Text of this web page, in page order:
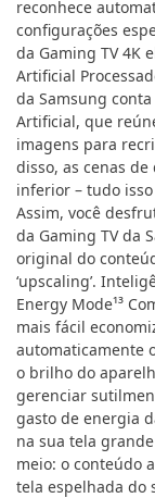
reconhece
configurações
da Gaming TV 4K
Artificial
da Samsung
Artificial, que
imagens para
disso, as cenas
inferior – tudo
Assim, você
da Gaming TV da
original do
‘upscaling’.
Energy Mode¹³
mais fácil
automaticamente
o brilho do
gerenciar
gasto de energia
na sua tela
meio: o conteúdo
tela espelhada do